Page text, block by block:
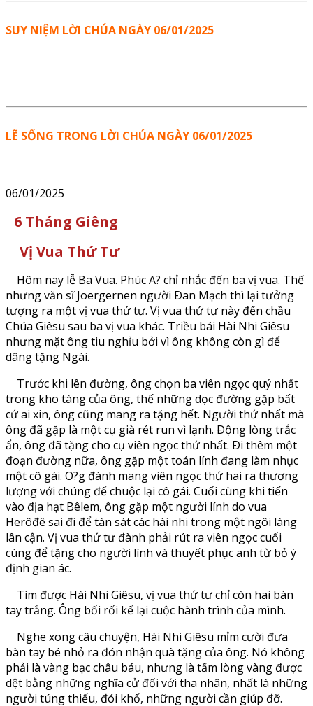
SUY NIỆM LỜI CHÚA NGÀY 06/01/2025
LẼ SỐNG TRONG LỜI CHÚA NGÀY 06/01/2025
06/01/2025
6 Tháng Giêng
Vị Vua Thứ Tư
Hôm nay lễ Ba Vua. Phúc A? chỉ nhắc đến ba vị vua. Thế
nhưng văn sĩ Joergernen người Ðan Mạch thì lại tưởng
tượng ra một vị vua thứ tư. Vị vua thứ tư này đến chầu
Chúa Giêsu sau ba vị vua khác. Triều bái Hài Nhi Giêsu
nhưng mặt ông tiu nghỉu bởi vì ông không còn gì để
dâng tặng Ngài.
Trước khi lên đường, ông chọn ba viên ngọc quý nhất
trong kho tàng của ông, thế những dọc đường gặp bất
cứ ai xin, ông cũng mang ra tặng hết. Người thứ nhất mà
ông đã gặp là một cụ già rét run vì lạnh. Ðộng lòng trắc
ẩn, ông đã tặng cho cụ viên ngọc thứ nhất. Ði thêm một
đoạn đường nữa, ông gặp một toán lính đang làm nhục
một cô gái. O?g đành mang viên ngọc thứ hai ra thương
lượng với chúng để chuộc lại cô gái. Cuối cùng khi tiến
vào địa hạt Bêlem, ông gặp một người lính do vua
Herôđê sai đi để tàn sát các hài nhi trong một ngôi làng
lân cận. Vị vua thứ tư đành phải rút ra viên ngọc cuối
cùng để tặng cho người lính và thuyết phục anh từ bỏ ý
định gian ác.
Tìm được Hài Nhi Giêsu, vị vua thứ tư chỉ còn hai bàn
tay trắng. Ông bối rối kể lại cuộc hành trình của mình.
Nghe xong câu chuyện, Hài Nhi Giêsu mỉm cười đưa
bàn tay bé nhỏ ra đón nhận quà tặng của ông. Nó không
phải là vàng bạc châu báu, nhưng là tấm lòng vàng được
dệt bằng những nghĩa cử đối với tha nhân, nhất là những
người túng thiếu, đói khổ, những người cần giúp đỡ.